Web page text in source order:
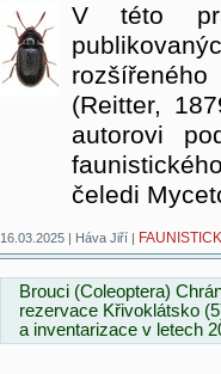
V této
(Reitter,
autorovi
čeledi
16.03.2025 | Háva Jiří |
Brouci (Coleoptera)
rezervace Křivoklátsko
a inventarizace v letech